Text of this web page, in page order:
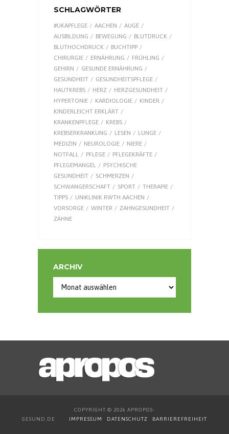
SCHLAGWÖRTER
#UKAPFLEGE AACHEN
AUGE
AUSBILDUNG
BEWEGUNG
BLUTDRUCK
BLUTHOCHDRUCK
BUCHTIPP
CHIRURGIE
ERNÄHRUNG
FRÜHLING
GEHIRN
GESUNDE ERNÄHRUNG
GESUNDHEIT
GESUNDHEITSPFLEGE
HAUTKREBS
HERZ
HERZGESUNDHEIT
HYPERTONIE
KARDIOLOGIE
KINDER
KINDERLEICHT ERKLÄRT
KRANKENPFLEGE
KREBS
KREBSERKRANKUNG
LESEN
LUNGE
MEDIZIN
NEUROLOGIE
NIERE
NOTFALL
PFLEGE
PFLEGEKRÄFTE
PFLEGEMANGEL
PSYCHISCHE
GESUNDHEIT
SCHMERZEN
SCHWANGERSCHAFT
SPORT
THERAPIE
TIPPS
UNIKLINIK RWTH AACHEN
VORSORGE
WINTER
ZAHNGESUNDHEIT
ZÄHNE
ARCHIV
COPYRIGHT © 2026 APROPOS-
GESUND.DE IMPRESSUM DATENSCHUTZ BARRIEREFREIHEIT